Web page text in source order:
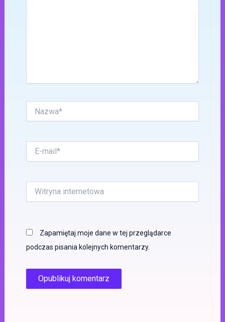
mail*
internetowa
Zapamiętaj moje dane w tej przeglądarce
podczas pisania kolejnych komentarzy.